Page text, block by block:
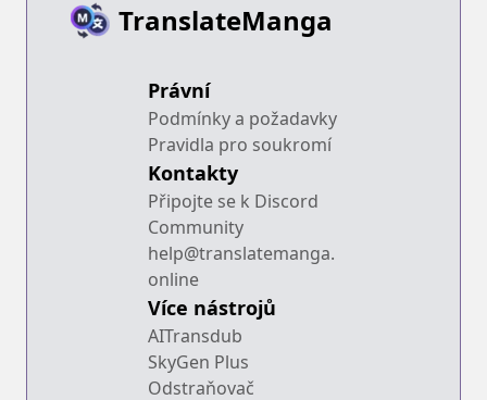
TranslateManga
Právní
Podmínky a požadavky
Pravidla pro soukromí
Kontakty
Připojte se k Discord
Community
help@translatemanga.
online
Více nástrojů
AITransdub
SkyGen Plus
Odstraňovač